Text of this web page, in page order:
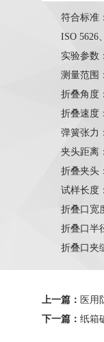
符合标准：
ISO 5626、
实验参数：
测量范围：
折叠角度：
折叠速度：
弹簧张力：
夹头距离
折叠夹头：
试样长度：
折叠口宽度
折叠口半径
折叠口夹缝
上一篇： 医用
下一篇： 纸箱